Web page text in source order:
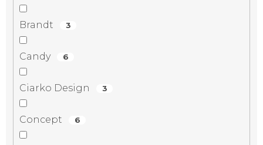
Brandt 3
Candy 6
Ciarko Design 3
Concept 6